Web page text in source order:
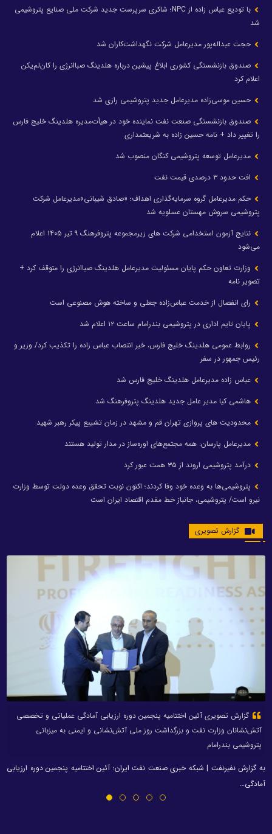
با تودیع عباس زاده از NPC؛ شاکری سرپرست جدید شرکت ملی صنایع پتروشیمی
شد
حجت عبداله‌پور مدیرعامل شرکت نگهداشت‌کاران شد
صندوق بازنشستگی کشوری ابلاغ پیشین درباره هلدینگ صباانرژی را کان‌لم‌یکن
اعلام کرد
حسین موسی‌زاده مدیرعامل جدید پتروشیمی رازی شد
صندوق بازنشستگی صنعت نفت نماینده خود در هیأت‌مدیره هلدینگ خلیج فارس
را تغییر داد + نامه حسین زاده به شریعتمداری
مدیرعامل توسعه پتروشیمی کنگان منصوب شد
افت حدود ۳ درصدی قیمت نفت
حکم مدیرعامل گروه سرمایه‌گذاری اهداف؛ «صادق شیبانی»مدیرعامل شرکت
پتروشیمی سروش مهستان عسلویه شد
نتایج آزمون استخدامی شرکت های زیرمجموعه پتروفرهنگ ۹ تیر ۱۴۰۵ اعلام
می‌شود
وزارت تعاون حکم پایان مسئولیت مدیرعامل هلدینگ صباانرژی را متوقف کرد +
تصویر نامه
رای انفصال از خدمت عباس‌زاده جعلی و ساخته هوش مصنوعی است
پایان تایم اداری در پتروشیمی بندرامام ساعت ۱۲ اعلام شد
روابط عمومی هلدینگ خلیج فارس، خبر انتصاب عباس زاده را تکذیب کرد/ وزیر و
رئیس جمهور در سفر
عباس زاده مدیرعامل هلدینگ خلیج فارس شد
هاشمی کیا مدیر عامل جدید هلدینگ پتروفرهنگ شد
محدودیت های پروازی تهران قم و مشهد در زمان تشییع پیکر رهبر شهید
مدیرعامل پارسان: همه مجتمع‌های اوره‌ساز در مدار تولید هستند
درآمد پتروشیمی اروند از ۳۵ همت عبور کرد
پتروشیمی‌ها به وعده خود وفا کردند؛ اکنون نوبت تحقق وعده دولت توسط وزارت
نیرو است/ پتروشیمی، جانباز خط مقدم اقتصاد ایران است
گزارش تصویری
گزارش تصویری آئین اختتامیه پنجمین دوره ارزیابی آمادگی عملیاتی و تخصصی
آتش‌نشانان وزارت نفت و بزرگداشت روز ملی آتش‌نشانی و ایمنی به میزبانی
پتروشیمی بندرامام
به گزارش نفیرنفت | شبکه خبری صنعت نفت ایران؛ آئین اختتامیه پنجمین دوره ارزیابی
آمادگی…